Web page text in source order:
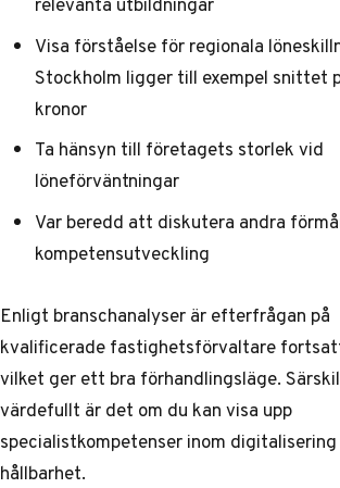
Visa förståelse för regionala
Stockholm ligger till exempel snittet
kronor
Ta hänsyn till företagets storlek vid
löneförväntningar
Var beredd att diskutera andra
kompetensutveckling
Enligt branschanalyserär efterfrågan på
kvalificerade fastighetsförvaltare
vilket ger ett bra förhandlingsläge.
värdefullt är det om du kan visa upp
specialistkompetenser inom
hållbarhet.